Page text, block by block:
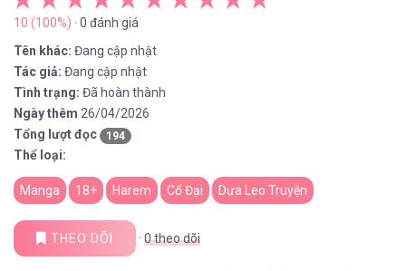
10 (100%) · 0 đánh giá
Tên khác: Đang cập nhật
Tác giả: Đang cập nhật
Tình trạng: Đã hoàn thành
Ngày thêm 26/04/2026
Tổng lượt đọc
194
Thể loại:
Manga 18+ Harem Cổ Đại Dưa Leo Truyện
THEO DÕI · 0theo dõi